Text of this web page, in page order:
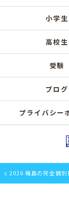
小学生
高校生
受験
ブログ
プライバシー
c 2026 梅島の完全個別